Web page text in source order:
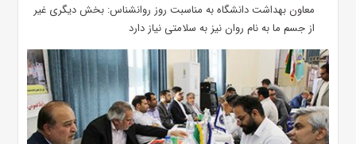
معاون بهداشت دانشگاه به مناسبت روز روانشناس: بخش دیگری غیر
از جسم ما به نام روان نیز به سلامتی نیاز دارد